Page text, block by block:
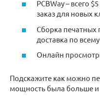
PCBWay – всего
заказ для новых
Сборка печатных
доставка по
Онлайн
Подскажите как можно
мощность была больше и